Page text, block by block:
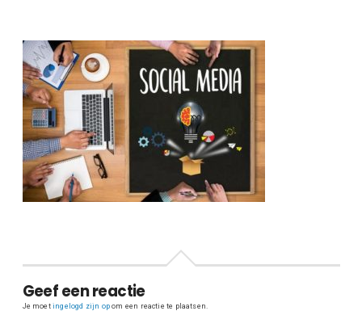
Geef een reactie
Je moetingelogd zijn opom een reactie te plaatsen.